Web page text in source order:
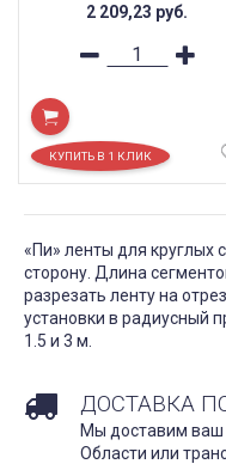
2 209,23 руб.
«Пи» ленты для круглых
сторону. Длина
разрезать ленту на
установки в радиусный
1.5 и 3 м.
ДОСТАВКА
Мы доставим ваш
Области или